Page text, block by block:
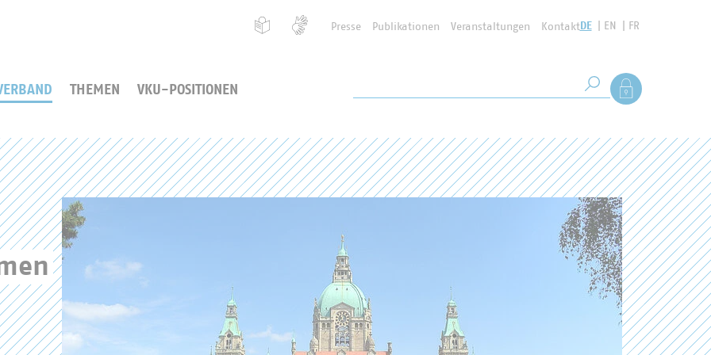
Presse Publikationen Veranstaltungen KontaktDE EN FR
THEMEN VKU-POSITIONEN Suche starten
Als Mitglied